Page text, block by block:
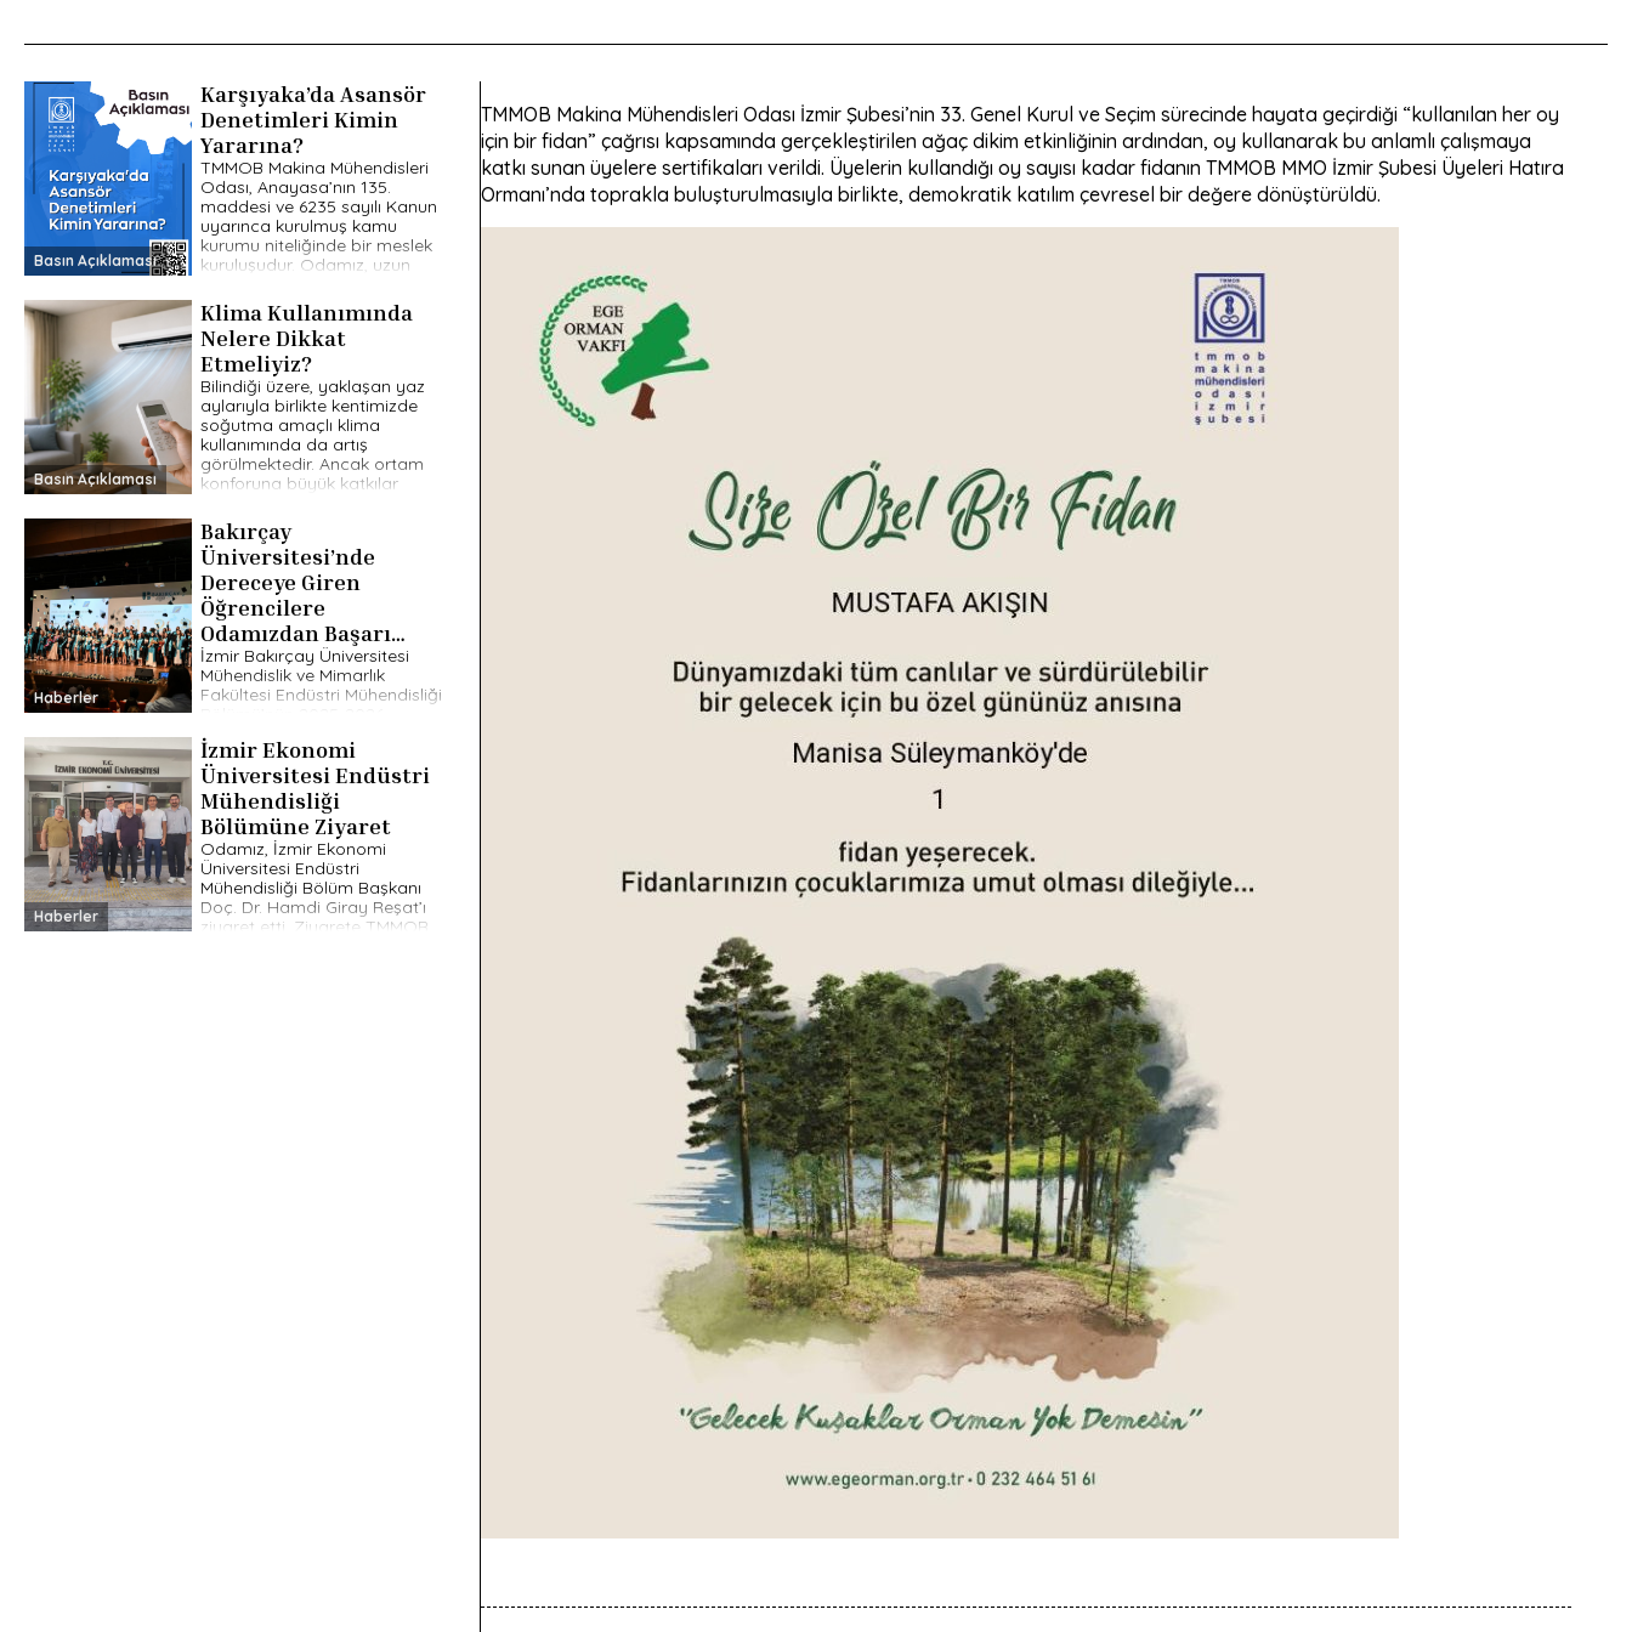
Basın Açıklaması
Karşıyaka’da Asansör
Denetimleri Kimin
Yararına?
TMMOB Makina Mühendisleri
Odası, Anayasa’nın 135.
maddesi ve 6235 sayılı Kanun
uyarınca kurulmuş kamu
kurumu niteliğinde bir meslek
kuruluşudur. Odamız, uzun
[…]
Basın Açıklaması
Klima Kullanımında
Nelere Dikkat
Etmeliyiz?
Bilindiği üzere, yaklaşan yaz
aylarıyla birlikte kentimizde
soğutma amaçlı klima
kullanımında da artış
görülmektedir. Ancak ortam
konforuna büyük katkılar
kullanım halinde ekolojik […]
Haberler
Bakırçay
Üniversitesi’nde
Dereceye Giren
Öğrencilere
Odamızdan Başarı
Ödülü
İzmir Bakırçay Üniversitesi
Mühendislik ve Mimarlık
Fakültesi Endüstri Mühendisliği
Akademik Öğretim Yılı
mezuniyet töreninde
dereceye giren öğrenciler,
Odamız tarafından başarı
hediyeleriyle ödüllendirildi.
Gerçekleştirilen […]
Haberler
İzmir Ekonomi
Üniversitesi Endüstri
Mühendisliği
Bölümüne Ziyaret
Odamız, İzmir Ekonomi
Üniversitesi Endüstri
Mühendisliği Bölüm Başkanı
Doç. Dr. Hamdi Giray Reşat’ı
ziyaret etti. Ziyarete TMMOB
TMMOB Makina Mühendisleri Odası İzmir Şubesi’nin 33. Genel Kurul ve Seçim sürecinde hayata geçirdiği “kullanılan her oy
için bir fidan” çağrısı kapsamında gerçekleştirilen ağaç dikim etkinliğinin ardından, oy kullanarak bu anlamlı çalışmaya
katkı sunan üyelere sertifikaları verildi. Üyelerin kullandığı oy sayısı kadar fidanın TMMOB MMO İzmir Şubesi Üyeleri Hatıra
Ormanı’nda toprakla buluşturulmasıyla birlikte, demokratik katılım çevresel bir değere dönüştürüldü.